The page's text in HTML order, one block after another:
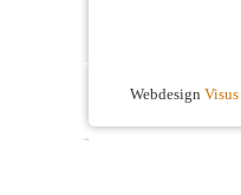
Webdesign Visus